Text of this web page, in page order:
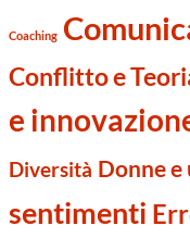
Coaching
Conflitto e
e
Diversità Donne
sentimenti